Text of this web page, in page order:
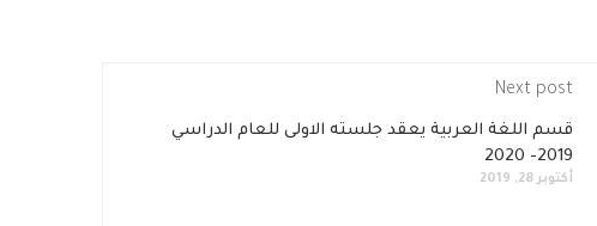
Next post
قسم اللغة العربية يعقد جلسته الاولى للعام الدراسي
2019- 2020
أكتوبر 28, 2019